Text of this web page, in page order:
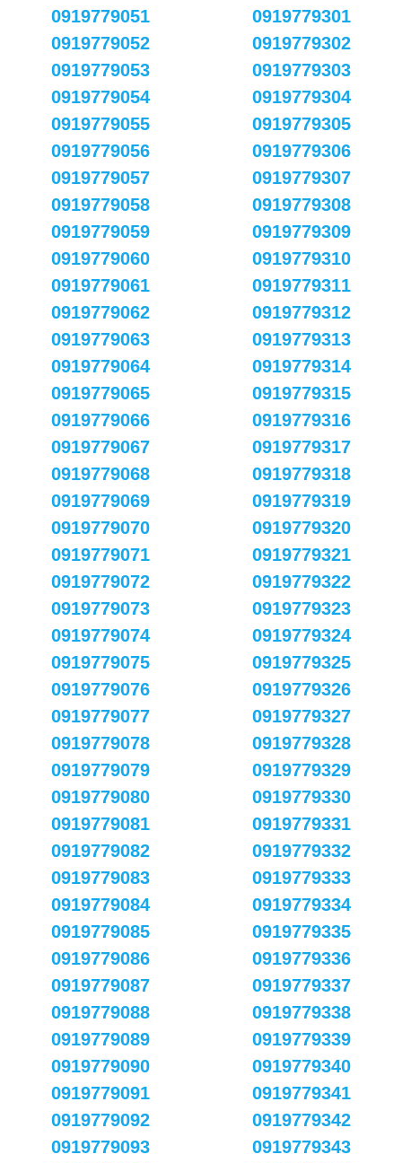
0919779051
0919779052
0919779053
0919779054
0919779055
0919779056
0919779057
0919779058
0919779059
0919779060
0919779061
0919779062
0919779063
0919779064
0919779065
0919779066
0919779067
0919779068
0919779069
0919779070
0919779071
0919779072
0919779073
0919779074
0919779075
0919779076
0919779077
0919779078
0919779079
0919779080
0919779081
0919779082
0919779083
0919779084
0919779085
0919779086
0919779087
0919779088
0919779089
0919779090
0919779091
0919779092
0919779093
0919779301
0919779302
0919779303
0919779304
0919779305
0919779306
0919779307
0919779308
0919779309
0919779310
0919779311
0919779312
0919779313
0919779314
0919779315
0919779316
0919779317
0919779318
0919779319
0919779320
0919779321
0919779322
0919779323
0919779324
0919779325
0919779326
0919779327
0919779328
0919779329
0919779330
0919779331
0919779332
0919779333
0919779334
0919779335
0919779336
0919779337
0919779338
0919779339
0919779340
0919779341
0919779342
0919779343